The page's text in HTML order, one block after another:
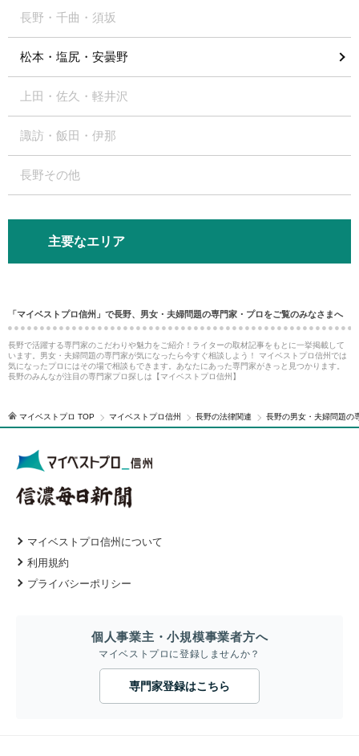
長野・千曲・須坂
松本・塩尻・安曇野
上田・佐久・軽井沢
諏訪・飯田・伊那
長野その他
主要なエリア
「マイベストプロ信州」で長野、男女・夫婦問題の専門家・プロをご覧のみなさまへ
長野で活躍する専門家のこだわりや魅力をご紹介！ライターの取材記事をもとに一挙掲載して
います。男女・夫婦問題の専門家が気になったら今すぐ相談しよう！ マイベストプロ信州では
気になったプロにはその場で相談もできます。あなたにあった専門家がきっと見つかります。
長野のみんなが注目の専門家プロ探しは【マイベストプロ信州】
マイベストプロ TOP マイベストプロ信州 長野の法律関連 長野の男女・夫婦問題の
マイベストプロ信州について
利用規約
プライバシーポリシー
個人事業主・小規模事業者方へ
マイベストプロに登録しませんか？
専門家登録はこちら